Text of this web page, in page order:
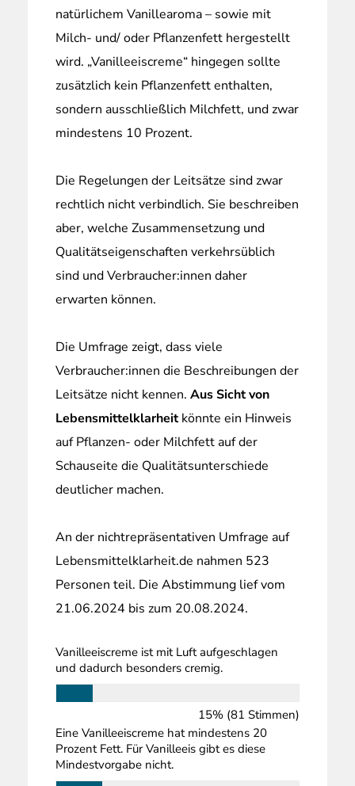
natürlichem Vanillearoma – sowie mit
Milch- und/ oder Pflanzenfett hergestellt
wird. „Vanilleeiscreme“ hingegen sollte
zusätzlich kein Pflanzenfett enthalten,
sondern ausschließlich Milchfett, und zwar
mindestens 10 Prozent.
Die Regelungen der Leitsätze sind zwar
rechtlich nicht verbindlich. Sie beschreiben
aber, welche Zusammensetzung und
Qualitätseigenschaften verkehrsüblich
sind und Verbraucher:innen daher
erwarten können.
Die Umfrage zeigt, dass viele
Verbraucher:innen die Beschreibungen der
Leitsätze nicht kennen. Aus Sicht von
Lebensmittelklarheitkönnte ein Hinweis
auf Pflanzen- oder Milchfett auf der
Schauseite die Qualitätsunterschiede
deutlicher machen.
An der nichtrepräsentativen Umfrage auf
Lebensmittelklarheit.de nahmen 523
Personen teil. Die Abstimmung lief vom
21.06.2024 bis zum 20.08.2024.
Vanilleeiscreme ist mit Luft aufgeschlagen
und dadurch besonders cremig.
15% (81 Stimmen)
Eine Vanilleeiscreme hat mindestens 20
Prozent Fett. Für Vanilleeis gibt es diese
Mindestvorgabe nicht.